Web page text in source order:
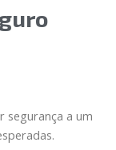
segurança a um